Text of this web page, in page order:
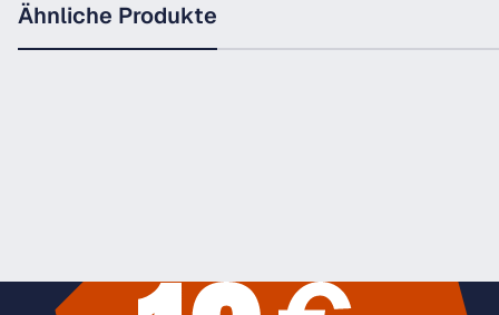
Ähnliche Produkte